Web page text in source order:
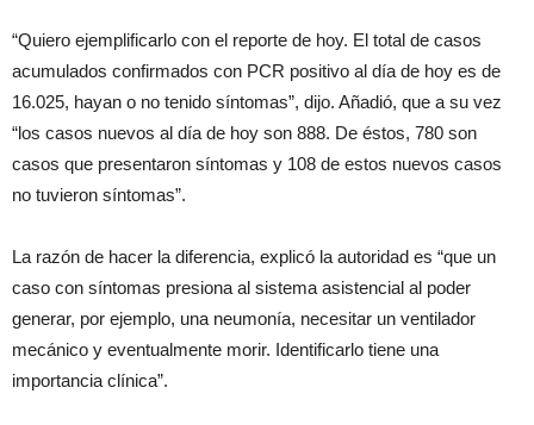
“Quiero ejemplificarlo con el reporte de hoy. El total de casos
acumulados confirmados con PCR positivo al día de hoy es de
16.025, hayan o no tenido síntomas”, dijo. Añadió, que a su vez
“los casos nuevos al día de hoy son 888. De éstos, 780 son
casos que presentaron síntomas y 108 de estos nuevos casos
no tuvieron síntomas”.
La razón de hacer la diferencia, explicó la autoridad es “que un
caso con síntomas presiona al sistema asistencial al poder
generar, por ejemplo, una neumonía, necesitar un ventilador
mecánico y eventualmente morir. Identificarlo tiene una
importancia clínica”.